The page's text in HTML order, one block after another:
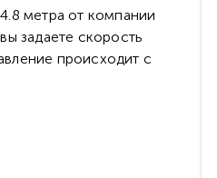
метра от компании
задаете скорость
происходит с